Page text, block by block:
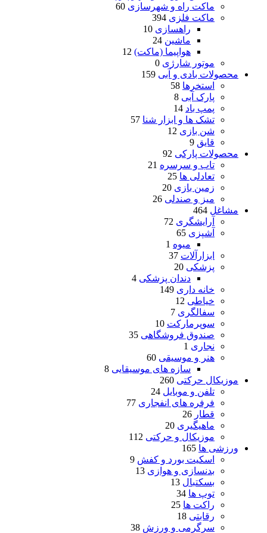
ماکت راه و شهرسازی 60
ماکت فلزی 394
راهسازی 10
ماشین 24
هواپیما (ماکت) 12
موتور شارژی 0
محصولات بادی و آبی 159
استخرها 58
پارک آبی 8
پمپ باد 14
تشک ها و ابزار شنا 57
شن بازی 12
قایق 9
محصولات پارکی 92
تاب و سرسره 21
تعادلی ها 25
زمین بازی 20
میز و صندلی 26
مشاغل 464
آرایشگری 72
آشپزی 65
میوه 1
ابزارآلات 37
پزشکی 20
دندان پزشکی 4
خانه داری 149
خیاطی 12
سفالگری 7
سوپرمارکت 10
صندوق فروشگاهی 35
نجاری 1
هنر و موسیقی 60
سازه های موسیقایی 8
موزیکال حرکتی 260
تلفن و موبایل 24
فرفره های انفجاری 77
قطار 26
ماهیگیری 20
موزیکال و حرکتی 112
ورزشی ها 165
اسکیت بورد و کفش 9
بدنسازی و هوازی 13
بسکتبال 13
توپ ها 34
راکت ها 25
رقابتی 18
سرگرمی و ورزش 38